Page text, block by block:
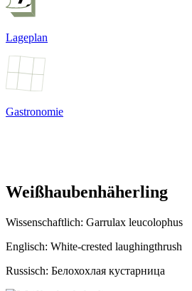
Lageplan
Gastronomie
Weißhaubenhäherling
Wissenschaftlich: Garrulax leucolophus
Englisch: White-crested laughingthrush
Russisch: Белохохлая кустарница